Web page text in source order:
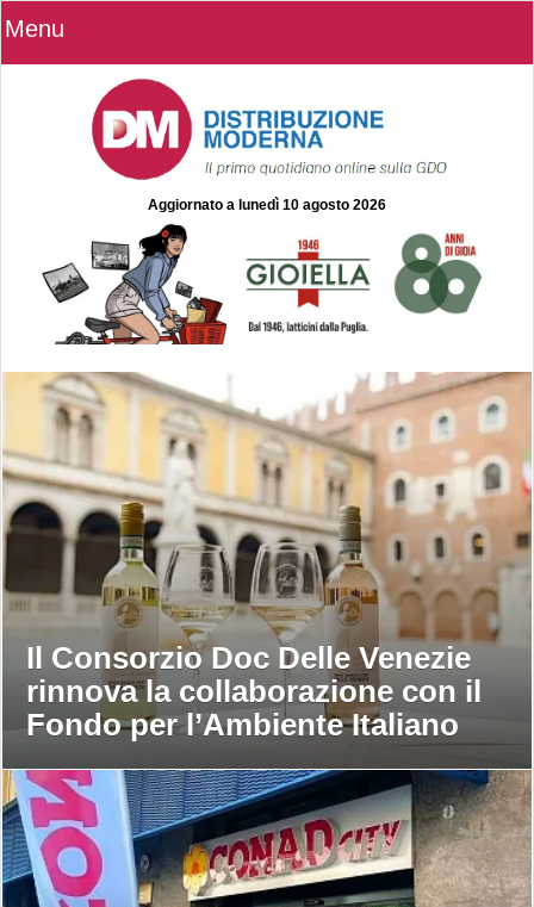
Menu
Aggiornato a lunedì 10 agosto 2026
Il Consorzio Doc Delle Venezie
rinnova la collaborazione con il
Fondo per l’Ambiente Italiano